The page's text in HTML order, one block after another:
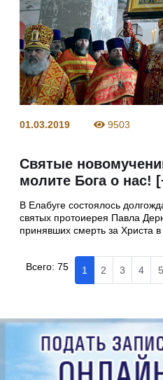
01.03.2019 9503
Святые
молите Бога о нас!
В Елабуге состоялось
святых протоиерея Павла
принявших смерть за Христа в
Всего:75 1 2 3 4 5